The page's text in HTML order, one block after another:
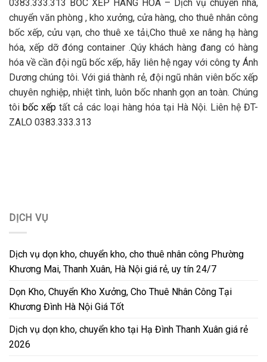
0383.333.313 BỐC XẾP HÀNG HÓA – Dịch vụ chuyển nhà,
chuyển văn phòng , kho xưởng, cửa hàng, cho thuê nhân công
bốc xếp, cửu vạn, cho thuê xe tải,Cho thuê xe nâng hạ hàng
hóa, xếp dỡ đóng container .Qúy khách hàng đang có hàng
hóa về cần đội ngũ bốc xếp, hãy liên hệ ngay với công ty Ánh
Dương chúng tôi. Với giá thành rẻ, đội ngũ nhân viên bốc xếp
chuyên nghiệp, nhiệt tình, luôn bốc nhanh gọn an toàn. Chúng
tôi bốc xếp tất cả các loại hàng hóa tại Hà Nội. Liên hệ ĐT-
ZALO 0383.333.313
DỊCH VỤ
Dịch vụ dọn kho, chuyển kho, cho thuê nhân công Phường
Khương Mai, Thanh Xuân, Hà Nội giá rẻ, uy tín 24/7
Dọn Kho, Chuyển Kho Xưởng, Cho Thuê Nhân Công Tại
Khương Đình Hà Nội Giá Tốt
Dịch vụ dọn kho, chuyển kho tại Hạ Đình Thanh Xuân giá rẻ
2026